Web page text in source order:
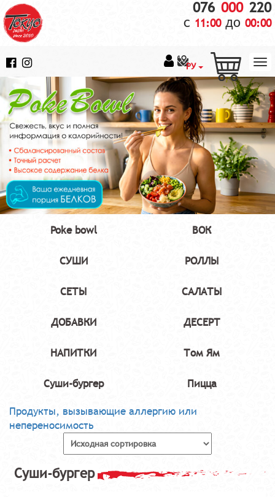
076 000 220
с 11:00до 00:00
РУ
Poke bowl ВОК
СУШИ РОЛЛЫ
СЕТЫ САЛАТЫ
ДОБАВКИ ДЕСЕРТ
НАПИТКИ Том Ям
Суши-бургер
Пицца
Продукты, вызывающие аллергию или
непереносимость